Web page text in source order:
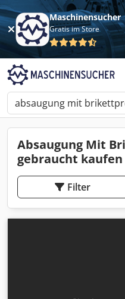
Maschinensucher
Gratis im Store
Absaugung Mit
gebraucht kaufen
Filter